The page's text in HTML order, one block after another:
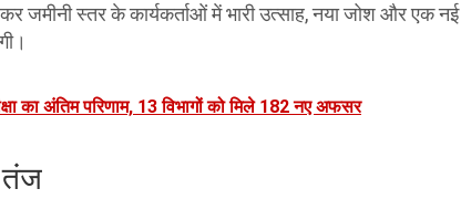
जमीनी स्तर के कार्यकर्ताओं में भारी उत्साह, नया जोश और एक नई
का अंतिम परिणाम, 13 विभागों को मिले 182 नए अफसर
तंज